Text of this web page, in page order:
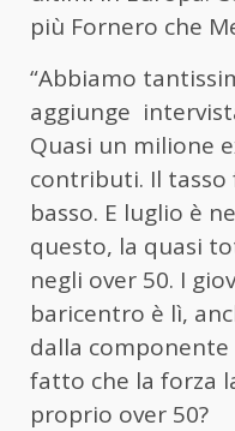
più Fornero che
“Abbiamo
aggiunge
Quasi un milione
contributi. Il
basso. E luglio è
questo, la quasi
negli over 50. I
baricentro è lì,
dalla
fatto che la forza
proprio over 50?